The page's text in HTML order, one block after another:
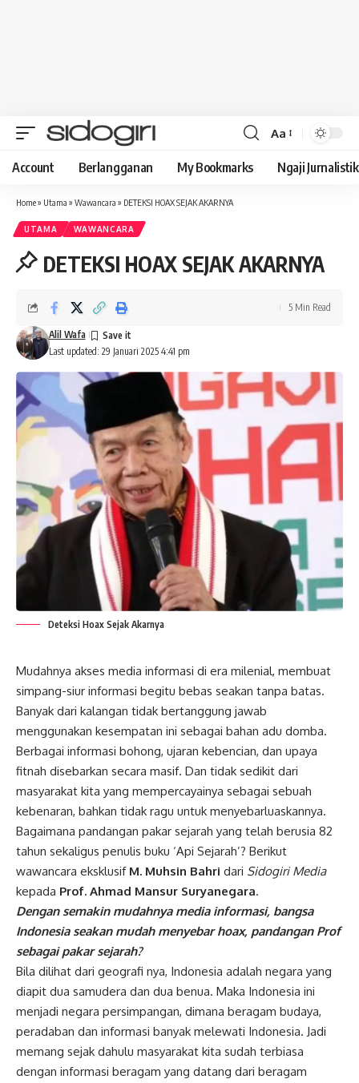
Font
Resizer
Aa
Account Berlangganan My Bookmarks Ngaji Jurnalistik
Home» Utama » Wawancara » DETEKSI HOAX SEJAK AKARNYA
UTAMA WAWANCARA
DETEKSI HOAX SEJAK AKARNYA
Last updated: 29 Januari 2025 4:41 pm
Alil Wafa
5 Min Read
Deteksi Hoax Sejak Akarnya
Mudahnya akses media informasi di era milenial, membuat
simpang-siur informasi begitu bebas seakan tanpa batas.
Banyak dari kalangan tidak bertanggung jawab
menggunakan kesempatan ini sebagai bahan adu domba.
Berbagai informasi bohong, ujaran kebencian, dan upaya
fitnah disebarkan secara masif. Dan tidak sedikit dari
masyarakat kita yang mempercayainya sebagai sebuah
kebenaran, bahkan tidak ragu untuk menyebarluaskannya.
Bagaimana pandangan pakar sejarah yang telah berusia 82
tahun sekaligus penulis buku ‘Api Sejarah’? Berikut
wawancara eksklusif M. Muhsin Bahri dari Sidogiri Media
kepada Prof. Ahmad Mansur Suryanegara.
Dengan semakin mudahnya media informasi, bangsa
Indonesia seakan mudah menyebar hoax, pandangan Prof
sebagai pakar sejarah?
Bila dilihat dari geografi nya, Indonesia adalah negara yang
diapit dua samudera dan dua benua. Maka Indonesia ini
menjadi negara persimpangan, dimana beragam budaya,
peradaban dan informasi banyak melewati Indonesia. Jadi
memang sejak dahulu masyarakat kita sudah terbiasa
dengan informasi beragam yang datang dari beragam